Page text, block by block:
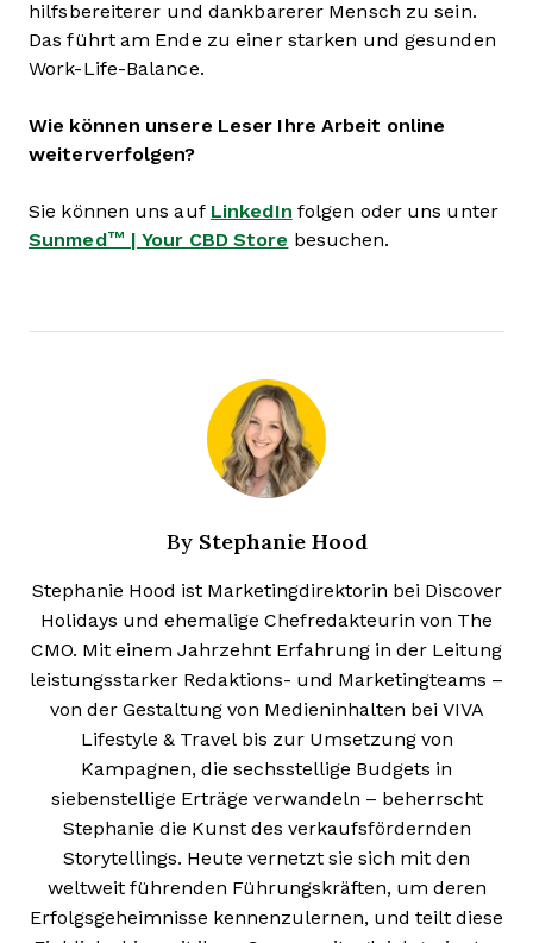
hilfsbereiterer und dankbarerer Mensch zu sein.
Das führt am Ende zu einer starken und gesunden
Work-Life-Balance.
Wie können unsere Leser Ihre Arbeit online
weiterverfolgen?
Sie können uns auf LinkedIn folgen oder uns unter
Sunmed™ | Your CBD Store besuchen.
By Stephanie Hood
Stephanie Hood ist Marketingdirektorin bei Discover
Holidays und ehemalige Chefredakteurin von The
CMO. Mit einem Jahrzehnt Erfahrung in der Leitung
leistungsstarker Redaktions- und Marketingteams –
von der Gestaltung von Medieninhalten bei VIVA
Lifestyle & Travel bis zur Umsetzung von
Kampagnen, die sechsstellige Budgets in
siebenstellige Erträge verwandeln – beherrscht
Stephanie die Kunst des verkaufsfördernden
Storytellings. Heute vernetzt sie sich mit den
weltweit führenden Führungskräften, um deren
Erfolgsgeheimnisse kennenzulernen, und teilt diese